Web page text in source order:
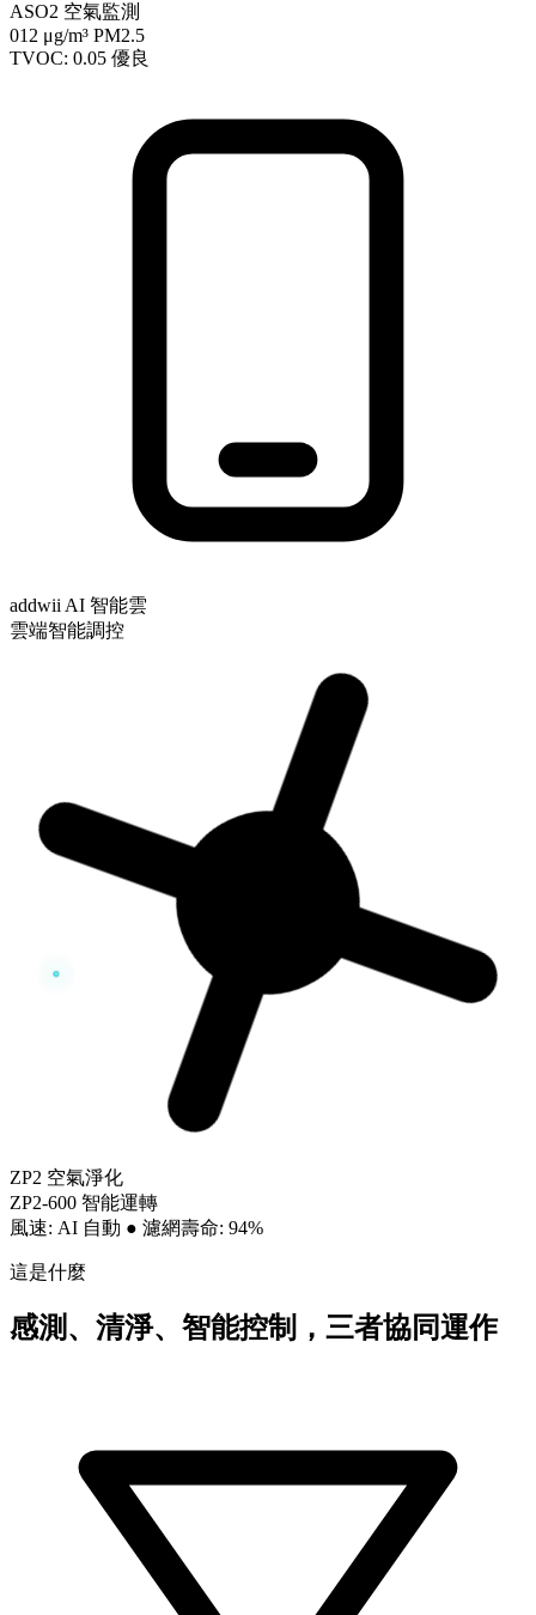
ASO2 空氣監測
012 μg/m³ PM2.5
TVOC: 0.05 優良
addwii AI 智能雲
雲端智能調控
ZP2 空氣淨化
ZP2-600 智能運轉
風速: AI 自動 ● 濾網壽命: 94%
這是什麼
感測、清淨、智能控制，三者協同運作